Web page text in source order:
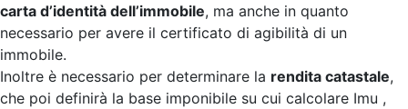
carta d’identità dell’immobile, ma anche in quanto
necessario per avere il certificato di agibilità di un
immobile.
Inoltre è necessario per determinare la rendita catastale,
che poi definirà la base imponibile su cui calcolare Imu ,